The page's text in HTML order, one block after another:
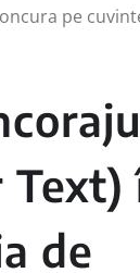
pe
Text)
de